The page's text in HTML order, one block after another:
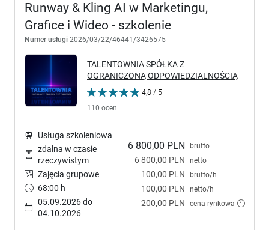
Runway & Kling AI w Marketingu,
Grafice i Wideo - szkolenie
Numer usługi 2026/03/22/46441/3426575
TALENTOWNIA SPÓŁKA Z
OGRANICZONĄ ODPOWIEDZIALNOŚCIĄ
4,8 / 5
110 ocen
6 800,00 PLN brutto
6 800,00 PLN netto
100,00 PLN brutto/h
100,00 PLN netto/h
200,00 PLN cena rynkowa
Usługa szkoleniowa
zdalna w czasie
rzeczywistym
Zajęcia grupowe
68:00 h
05.09.2026 do
04.10.2026